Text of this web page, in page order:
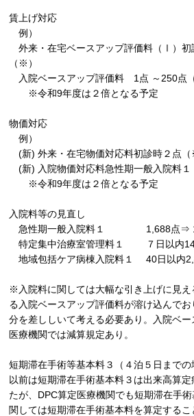
賃上げ対応
例）
外来・在宅ベースアップ評価料（Ⅰ）
（※）
⼊院ベースアップ評価料 1 点 ～ 250点
※令和9年度は２倍となる予定
物価対応
例）
(新)外来・在宅物価対応料初診時２点（
(新) ⼊院物価対応料急性期⼀般⼊院料
※令和9年度は２倍となる予定
⼊院料等の⾒直し
急性期⼀般⼊院料１
1,688点⇒
特定集中治療室管理料１ ７⽇以内
地域包括ケア病棟⼊院料１
40⽇以内
※入院料に関しては大幅な引き上げに見え
る入院ベースアップ評価料が溶け込んで
分を差ししいて考える必要あり。入院ベ
医療機関では減算規定あり。
短期滞在手術等基本料３（４泊５日までの
以前は短期滞在手術基本料３は出来高算
たが、 DPC算定医療機関でも短期滞在手
関しては短期滞在手術基本料を算定するこ